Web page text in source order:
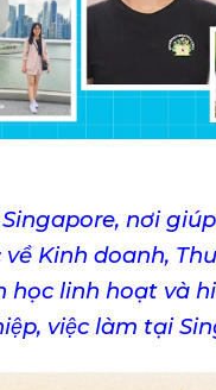
nơi
Kinh doanh,
học linh hoạt và
việc làm tại